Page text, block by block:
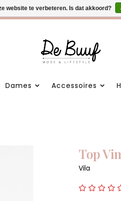
• Gratis verzending >€100,- •
Dames Accessoires
Top
Vila
website te verbeteren. Is dat akkoord?